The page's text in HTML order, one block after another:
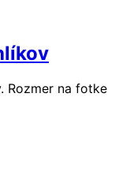
Rozmer na fotke